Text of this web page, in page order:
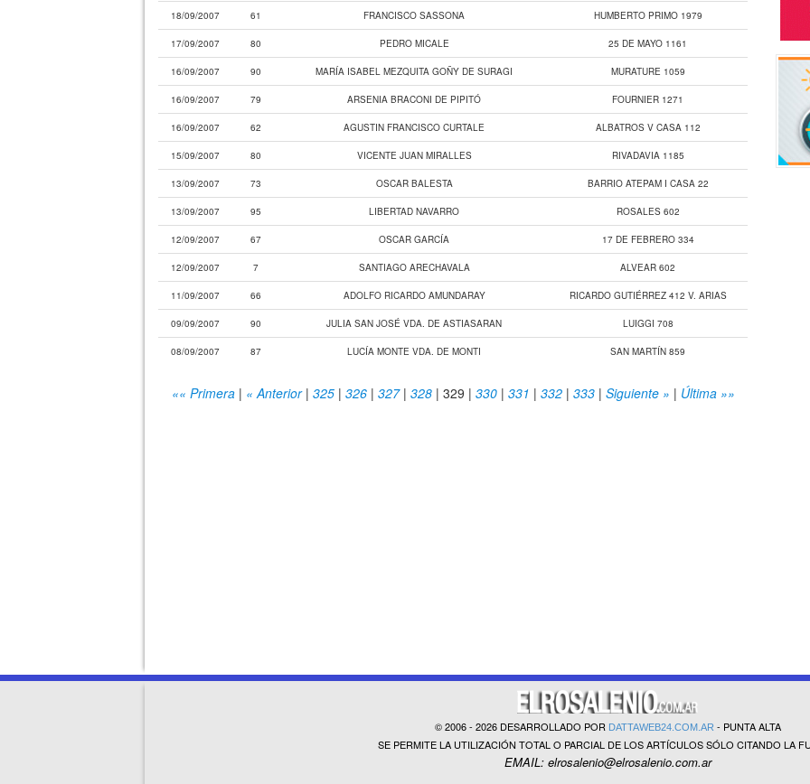
18/09/2007 61 FRANCISCO SASSONA HUMBERTO PRIMO 1979
17/09/2007 80 PEDRO MICALE 25 DE MAYO 1161
16/09/2007 90 MARÍA ISABEL MEZQUITA GOÑY DE SURAGI MURATURE 1059
16/09/2007 79 ARSENIA BRACONI DE PIPITÓ FOURNIER 1271
16/09/2007 62 AGUSTIN FRANCISCO CURTALE ALBATROS V CASA 112
15/09/2007 80 VICENTE JUAN MIRALLES RIVADAVIA 1185
13/09/2007 73 OSCAR BALESTA BARRIO ATEPAM I CASA 22
13/09/2007 95 LIBERTAD NAVARRO ROSALES 602
12/09/2007 67 OSCAR GARCÍA 17 DE FEBRERO 334
12/09/2007 7 SANTIAGO ARECHAVALA ALVEAR 602
11/09/2007 66 ADOLFO RICARDO AMUNDARAY RICARDO GUTIÉRREZ 412 V. ARIAS
09/09/2007 90 JULIA SAN JOSÉ VDA. DE ASTIASARAN LUIGGI 708
08/09/2007 87 LUCÍA MONTE VDA. DE MONTI SAN MARTÍN 859
«« Primera| « Anterior| 325| 326| 327| 328| 329 | 330| 331 | 332| 333| Siguiente » | Última »»
© 2006 - 2026 DESARROLLADO POR DATTAWEB24.COM.AR- PUNTA ALTA
SE PERMITE LA UTILIZACIÓN TOTAL O PARCIAL DE LOS ARTÍCULOS SÓLO CITANDO LA
EMAIL: elrosalenio@elrosalenio.com.ar